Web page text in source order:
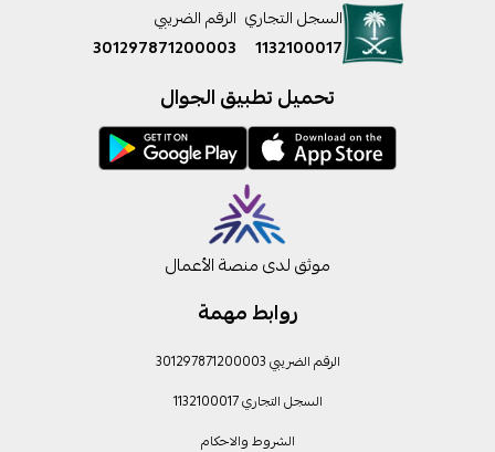
روابط مهمة
الرقم الضريبي 301297871200003
السجل التجاري 1132100017
الشروط والاحكام
السجل التجاري
1132100017
الرقم الضريبي
301297871200003
تحميل تطبيق الجوال
موثق لدى منصة الأعمال